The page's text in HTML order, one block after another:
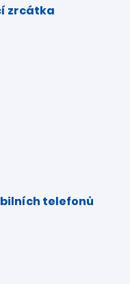
zrcátka
telefonů